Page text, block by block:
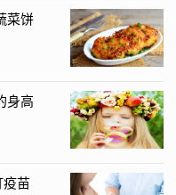
菜饼
身高
疫苗